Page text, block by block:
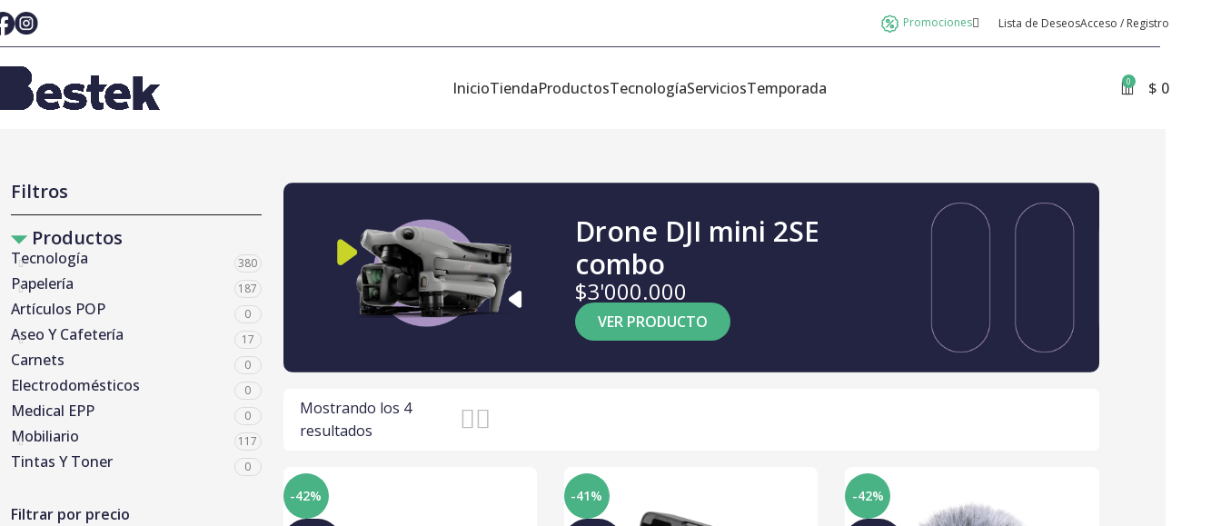
Promociones Lista de DeseosAcceso / Registro
InicioTiendaProductosTecnologíaServiciosTemporada 0 $ 0
Filtros
Productos
Tecnología 380
Papelería 187
Artículos POP 0
Aseo Y Cafetería 17
Carnets 0
Electrodomésticos 0
Medical EPP 0
Mobiliario 117
Tintas Y Toner 0
Filtrar por precio
Drone DJI mini 2SE
combo
$3'000.000
VER PRODUCTO
Mostrando los 4
resultados
-42% -41% -42%